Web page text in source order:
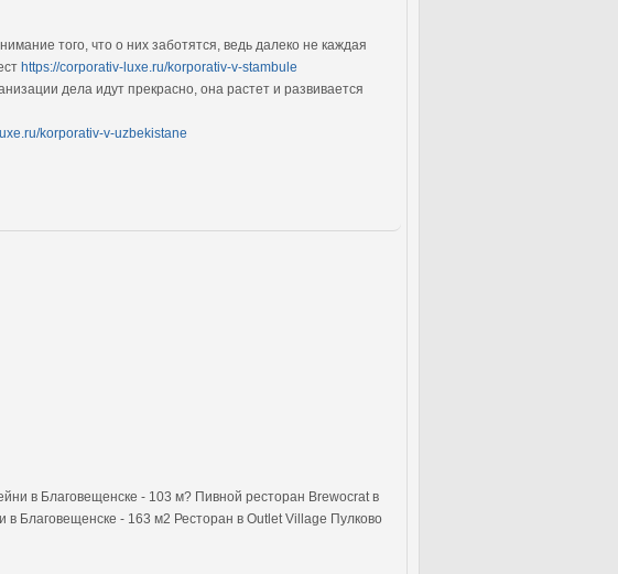
того, что о них заботятся, ведь далеко не каждая
https://corporativ-luxe.ru/korporativ-v-stambule
дела идут прекрасно, она растет и развивается
korporativ-v-uzbekistane
в Благовещенске - 103 м? Пивной ресторан Brewocrat в
Благовещенске - 163 м2 Ресторан в Outlet Village Пулково